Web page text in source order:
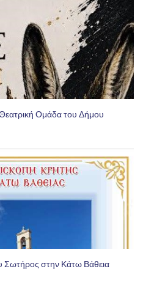
Ομάδα του Δήμου
στην Κάτω Βάθεια